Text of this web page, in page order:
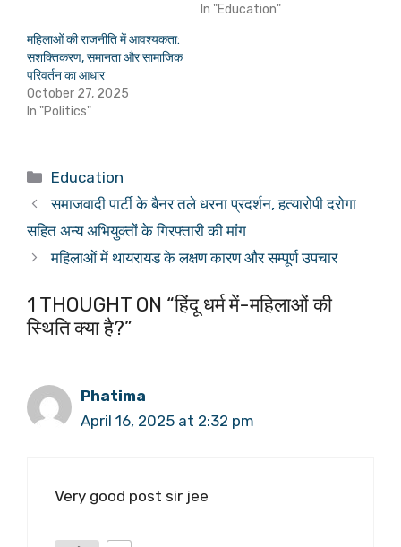
In "Education"
महिलाओं की राजनीति में आवश्यकता:
सशक्तिकरण, समानता और सामाजिक
परिवर्तन का आधार
October 27, 2025
In "Politics"
Categories
Education
समाजवादी पार्टी के बैनर तले धरना प्रदर्शन, हत्यारोपी दरोगा
सहित अन्य अभियुक्तों के गिरफ्तारी की मांग
महिलाओं में थायरायड के लक्षण कारण और सम्पूर्ण उपचार
1 THOUGHT ON “हिंदू धर्म में-महिलाओं की
स्थिति क्या है?”
Phatima
April 16, 2025 at 2:32 pm
Very good post sir jee